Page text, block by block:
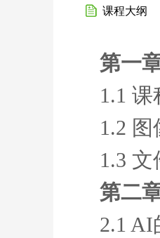
课程大纲
第一
1.1
1.2
1.3
第二
2.1 AI